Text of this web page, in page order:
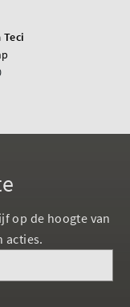
Teci
op de hoogte van
acties.